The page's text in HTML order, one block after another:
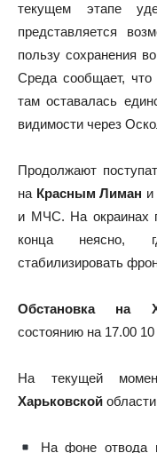
текущем этапе
представляется
пользу сохранения
Среда сообщает,
там оставалась
видимости через
Продолжают
на Красным Лиман
и МЧС. На окраинах
конца неясно,
стабилизировать
Обстановка на
состоянию на 17.00
На текущей
Харьковской
На фоне отвода